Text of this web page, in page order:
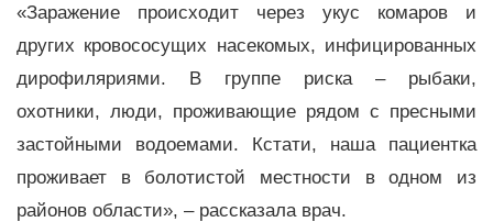
«Заражение происходит через укус комаров и
других кровососущих насекомых, инфицированных
дирофиляриями. В группе риска – рыбаки,
охотники, люди, проживающие рядом с пресными
застойными водоемами. Кстати, наша пациентка
проживает в болотистой местности в одном из
районов области», – рассказала врач.